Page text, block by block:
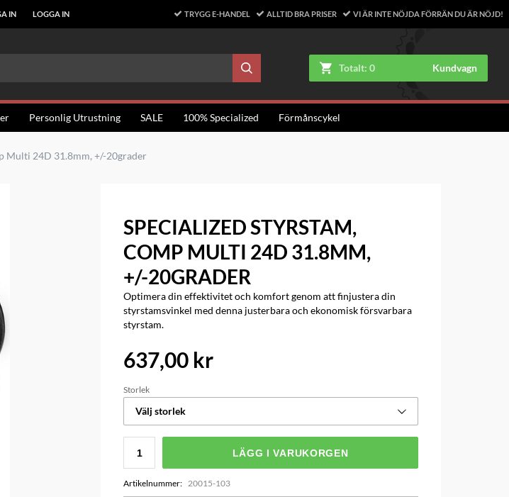
IN LOGGA IN TRYGG E-HANDEL ALLTID BRA PRISER VI ÄR INTE NÖJDA FÖRRÄN DU ÄR NÖJD!
Totalt: 0 Kundvagn
Personlig Utrustning SALE 100% Specialized Förmånscykel
Multi 24D 31.8mm, +/-20grader
SPECIALIZED STYRSTAM,
COMP MULTI 24D 31.8MM,
+/-20GRADER
Optimera din effektivitet och komfort genom att finjustera din
styrstamsvinkel med denna justerbara och ekonomisk försvarbara
styrstam.
637,00 kr
Storlek
Välj storlek
LÄGG I VARUKORGEN
Artikelnummer: 20015-103